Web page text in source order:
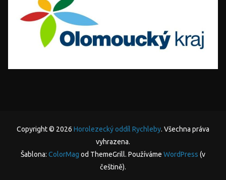
Copyright © 2026 Horolezecký oddíl Rychleby. Všechna práva
vyhrazena.
Šablona: ColorMag od ThemeGrill. Používáme WordPress (v
češtině).